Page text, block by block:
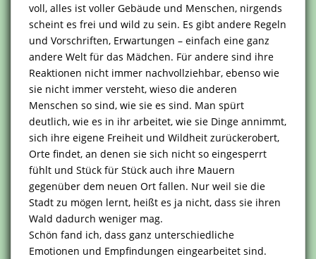
voll, alles ist voller Gebäude und Menschen, nirgends
scheint es frei und wild zu sein. Es gibt andere Regeln
und Vorschriften, Erwartungen – einfach eine ganz
andere Welt für das Mädchen. Für andere sind ihre
Reaktionen nicht immer nachvollziehbar, ebenso wie
sie nicht immer versteht, wieso die anderen
Menschen so sind, wie sie es sind. Man spürt
deutlich, wie es in ihr arbeitet, wie sie Dinge annimmt,
sich ihre eigene Freiheit und Wildheit zurückerobert,
Orte findet, an denen sie sich nicht so eingesperrt
fühlt und Stück für Stück auch ihre Mauern
gegenüber dem neuen Ort fallen. Nur weil sie die
Stadt zu mögen lernt, heißt es ja nicht, dass sie ihren
Wald dadurch weniger mag.
Schön fand ich, dass ganz unterschiedliche
Emotionen und Empfindungen eingearbeitet sind.